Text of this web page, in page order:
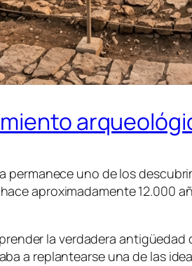
permanece uno de los
aproximadamente 12.000
la verdadera
a replantearse una de las